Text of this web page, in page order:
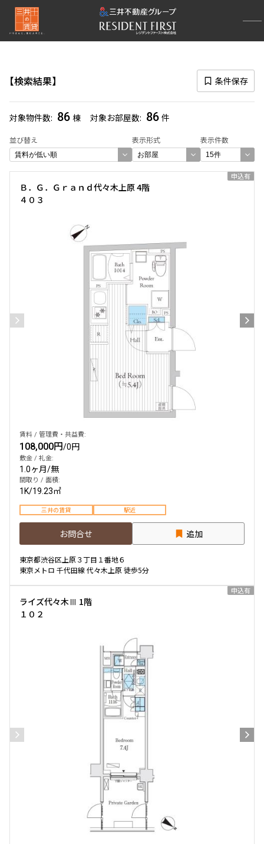
検索結果 条件保存
対象物件数 86 棟 対象お部屋数 86 件
並び替え 表示形式 表示件数
再検索ナビゲーション
選択中の路線
小田急線
(86)
選び方を変更する
お部屋を再検索
フリーレント付き
間取り
2LDK
3LDK
4LDK〜
専有面積
〜
新築
3年以内
10年以内
20年以内
30年以内
駅から徒歩
1分以内
5分以内
15分以内
Ｂ．Ｇ．Ｇｒａｎｄ代々木上原 4階
４０３
申込有
賃料 / 管理費・共益費:
108,000円/0円
敷金 / 礼金:
1.0ヶ月/無
間取り / 面積:
1K/19.23㎡
三井の賃貸 駅近
お問合せ 追加
東京都渋谷区上原３丁目１番地６
東京メトロ 千代田線 代々木上原 徒歩5分
ライズ代々木Ⅲ 1階
１０２
申込有